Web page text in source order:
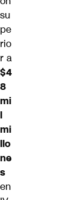
su
pe
rio
r a
$4
8
mi
l
mi
llo
ne
s
en